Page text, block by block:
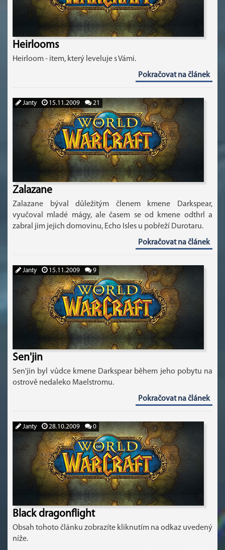
Heirlooms
Heirloom - item, který leveluje s Vámi.
Pokračovat na článek
Janty 15.11.2009 21
Zalazane
Zalazane býval důležitým členem kmene Darkspear,
vyučoval mladé mágy, ale časem se od kmene odthrl a
zabral jim jejich domovinu, Echo Isles u pobřeží Durotaru.
Pokračovat na článek
Janty 15.11.2009 9
Sen'jin
Sen'jin byl vůdce kmene Darkspear během jeho pobytu na
ostrově nedaleko Maelstromu.
Pokračovat na článek
Janty 28.10.2009 0
Black dragonflight
Obsah tohoto článku zobrazíte kliknutím na odkaz uvedený
níže.